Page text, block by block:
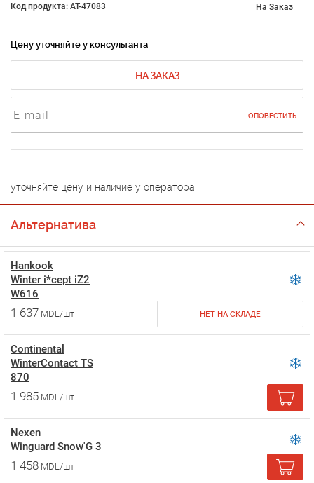
Код продукта: AT-47083 На Заказ
Цену уточняйте у консультанта
НА ЗАКАЗ
ОПОВЕСТИТЬ
уточняйте цену и наличие у оператора
Альтернатива
Hankook
Winter i*cept iZ2
W616
1 637 MDL/шт НЕТ НА СКЛАДЕ
Continental
WinterContact TS
870
1 985 MDL/шт
Nexen
Winguard Snow'G 3
1 458 MDL/шт